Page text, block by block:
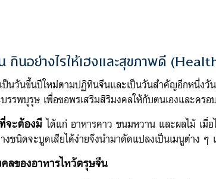
กินอย่างไรให้เฮงและสุขภาพดี
ป็นวันขึ้นปีใหม่ตามปฏิทินจีนและเป็นวันสำคัญอีกหนึ่งวั
บรรพบุรุษ เพื่อขอพรเสริมสิริมงคลให้กับตนเองและคร
จะต้องมีได้แก่ อาหารคาว ขนมหวาน และผลไม้ เมื่อ
งชนิดจะบูดเสียได้ง่ายจึงนำมาดัดแปลงเป็นเมนูต่าง ๆ
ลของอาหารไหว้ตรุษจีน